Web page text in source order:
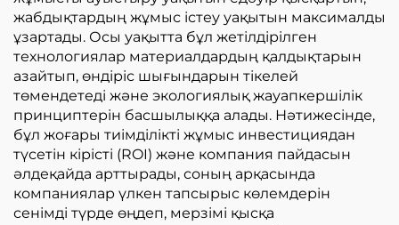
жабдықтардың жұмыс істеу уақытын максималды
ұзартады. Осы уақытта бұл жетілдірілген
технологиялар материалдардың қалдықтарын
азайтып, өндіріс шығындарын тікелей
төмендетеді және экологиялық жауапкершілік
принциптерін басшылыққа алады. Нәтижесінде,
бұл жоғары тиімділікті жұмыс инвестициядан
түсетін кірісті (ROI) және компания пайдасын
әлдеқайда арттырады, соның арқасында
компаниялар үлкен тапсырыс көлемдерін
сенімді түрде өңдеп, мерзімі қысқа